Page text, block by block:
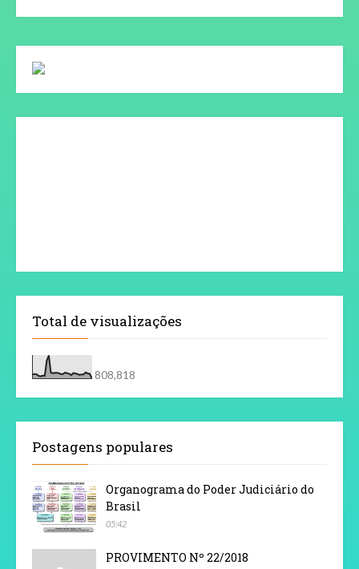
Total de visualizações
808,818
Postagens populares
Organograma do Poder Judiciário do
Brasil
05:42
PROVIMENTO Nº 22/2018